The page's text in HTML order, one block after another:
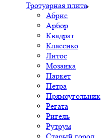
Тротуарная плита
Абрис
Арбор
Квадрат
Классико
Литос
Мозаика
Паркет
Петра
Прямоугольник
Регата
Ригель
Рутрум